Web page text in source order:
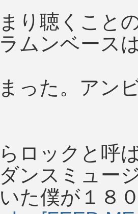
り聴くこと
ムンベース
った。アン
ロックと呼
ンスミュー
た僕が１８